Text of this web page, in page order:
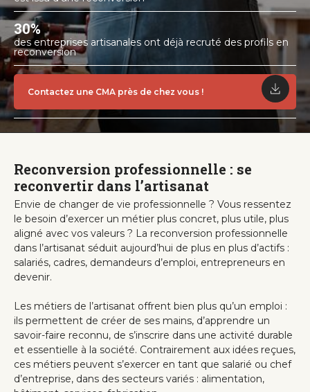
30%
des entreprises artisanales ont déjà recruté des profils en
reconversion
Contactez une CMA près de chez vous !
Reconversion professionnelle : se
reconvertir dans l’artisanat
Envie de changer de vie professionnelle ? Vous ressentez
le besoin d’exercer un métier plus concret, plus utile, plus
aligné avec vos valeurs ? La reconversion professionnelle
dans l’artisanat séduit aujourd’hui de plus en plus d’actifs :
salariés, cadres, demandeurs d’emploi, entrepreneurs en
devenir.
Les métiers de l’artisanat offrent bien plus qu’un emploi :
ils permettent de créer de ses mains, d’apprendre un
savoir-faire reconnu, de s’inscrire dans une activité durable
et essentielle à la société. Contrairement aux idées reçues,
ces métiers peuvent s’exercer en tant que salarié ou chef
d’entreprise, dans des secteurs variés : alimentation,